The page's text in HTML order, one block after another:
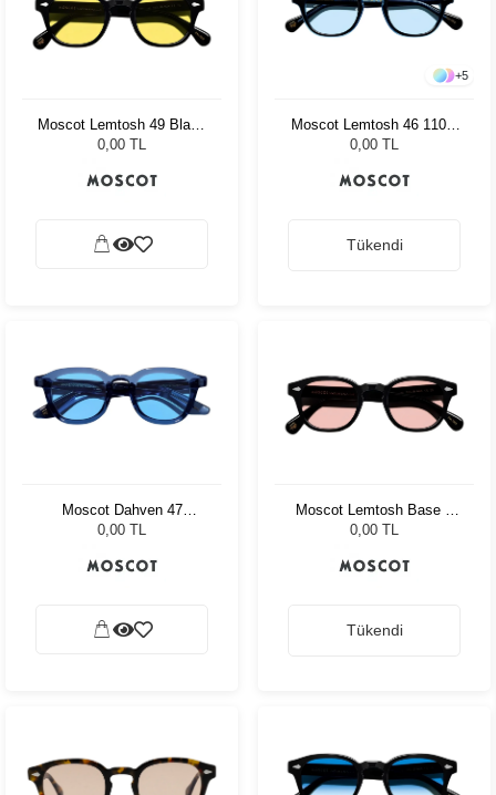
Moscot Lemtosh 49 Black
Mellow Yellow
0,00 TL
+5
Moscot Lemtosh 46 110 Ii
Blue Bel Air Blue
0,00 TL
Tükendi
Moscot Dahven 47
Sapphire Celebrity Blue
0,00 TL
Moscot Lemtosh Base 2
Sun 49 Black Ny Rose
0,00 TL
Tükendi